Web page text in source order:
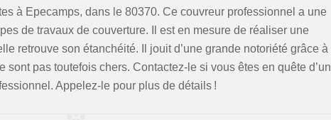
à Epecamps, dans le 80370. Ce couvreur professionnel a une
de travaux de couverture. Il est en mesure de réaliser une
retrouve son étanchéité. Il jouit d’une grande notoriété grâce à
sont pas toutefois chers. Contactez-le si vous êtes en quête d’un
Appelez-le pour plus de détails !